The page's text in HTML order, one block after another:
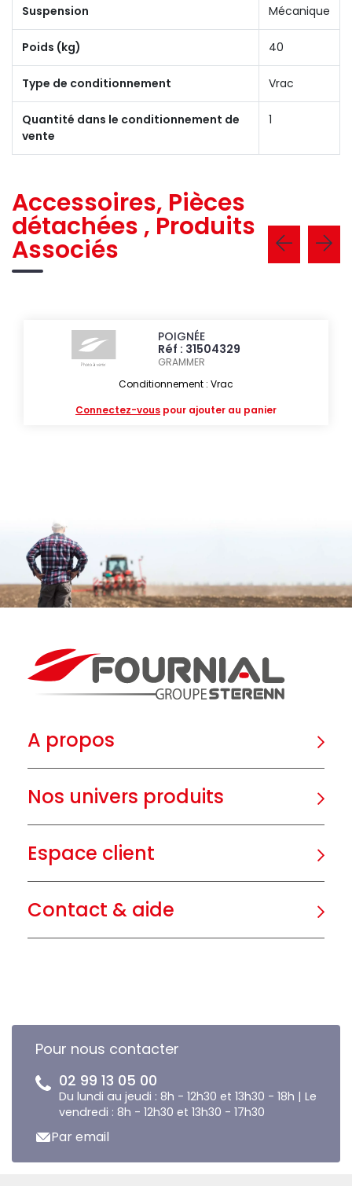
Suspension Mécanique
Poids (kg) 40
Type de conditionnement Vrac
Quantité dans le conditionnement de
vente
1
Accessoires, Pièces
détachées , Produits
Associés
POIGNÉE
Réf : 31504329
GRAMMER
Conditionnement : Vrac
Connectez-vous pour ajouter au panier
A propos
Nos univers produits
Espace client
Contact & aide
Pour nous contacter
02 99 13 05 00
Du lundi au jeudi : 8h - 12h30 et 13h30 - 18h | Le
vendredi : 8h - 12h30 et 13h30 - 17h30
Par email